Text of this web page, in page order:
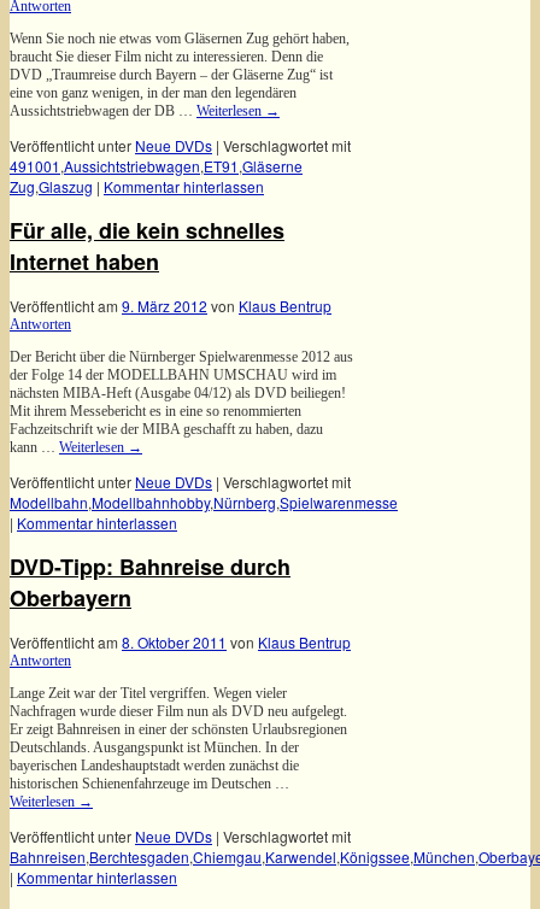
Antworten
Wenn Sie noch nie etwas vom Gläsernen Zug gehört haben,
braucht Sie dieser Film nicht zu interessieren. Denn die
DVD „Traumreise durch Bayern – der Gläserne Zug“ ist
eine von ganz wenigen, in der man den legendären
Aussichtstriebwagen der DB … Weiterlesen →
Veröffentlicht unter Neue DVDs | Verschlagwortet mit
491001,Aussichtstriebwagen,ET91,Gläserne
Zug,Glaszug | Kommentar hinterlassen
Für alle, die kein schnelles
Internet haben
Veröffentlicht am 9. März 2012 von Klaus Bentrup
Antworten
Der Bericht über die Nürnberger Spielwarenmesse 2012 aus
der Folge 14 der MODELLBAHN UMSCHAU wird im
nächsten MIBA-Heft (Ausgabe 04/12) als DVD beiliegen!
Mit ihrem Messebericht es in eine so renommierten
Fachzeitschrift wie der MIBA geschafft zu haben, dazu
kann … Weiterlesen →
Veröffentlicht unter Neue DVDs | Verschlagwortet mit
Modellbahn,Modellbahnhobby,Nürnberg,Spielwarenmesse
| Kommentar hinterlassen
DVD-Tipp: Bahnreise durch
Oberbayern
Veröffentlicht am 8. Oktober 2011 von Klaus Bentrup
Antworten
Lange Zeit war der Titel vergriffen. Wegen vieler
Nachfragen wurde dieser Film nun als DVD neu aufgelegt.
Er zeigt Bahnreisen in einer der schönsten Urlaubsregionen
Deutschlands. Ausgangspunkt ist München. In der
bayerischen Landeshauptstadt werden zunächst die
historischen Schienenfahrzeuge im Deutschen …
Weiterlesen →
Veröffentlicht unter Neue DVDs | Verschlagwortet mit
Bahnreisen,Berchtesgaden,Chiemgau,Karwendel,Königssee,München,
| Kommentar hinterlassen